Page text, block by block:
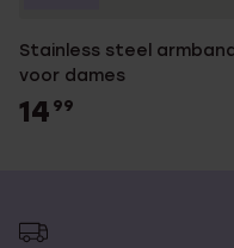
Stainless steel
voor dames
14 99